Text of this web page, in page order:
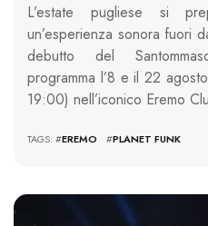
L’estate pugliese si
un’esperienza sonora fuori
debutto del
programma l’8 e il 22
19:00) nell’iconico Eremo
TAGS: #EREMO #PLANET FUNK